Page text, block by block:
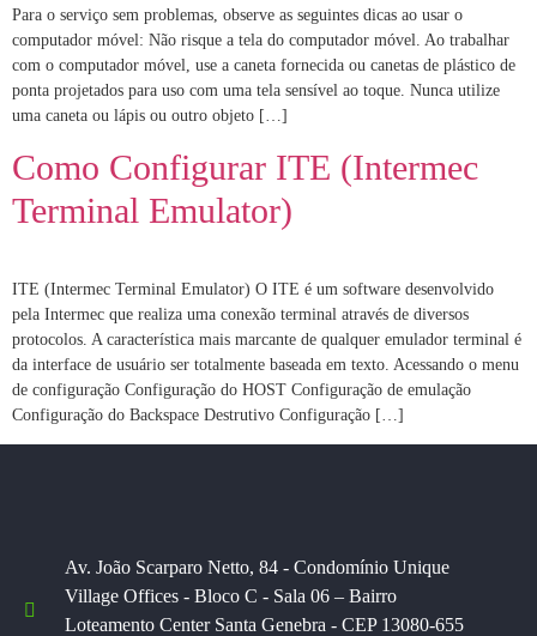
Para o serviço sem problemas, observe as seguintes dicas ao usar o
computador móvel: Não risque a tela do computador móvel. Ao trabalhar
com o computador móvel, use a caneta fornecida ou canetas de plástico de
ponta projetados para uso com uma tela sensível ao toque. Nunca utilize
uma caneta ou lápis ou outro objeto […]
Como Configurar ITE (Intermec
Terminal Emulator)
ITE (Intermec Terminal Emulator) O ITE é um software desenvolvido
pela Intermec que realiza uma conexão terminal através de diversos
protocolos. A característica mais marcante de qualquer emulador terminal é
da interface de usuário ser totalmente baseada em texto. Acessando o menu
de configuração Configuração do HOST Configuração de emulação
Configuração do Backspace Destrutivo Configuração […]
Av. João Scarparo Netto, 84 - Condomínio Unique
Village Offices - Bloco C - Sala 06 – Bairro
Loteamento Center Santa Genebra - CEP 13080-655